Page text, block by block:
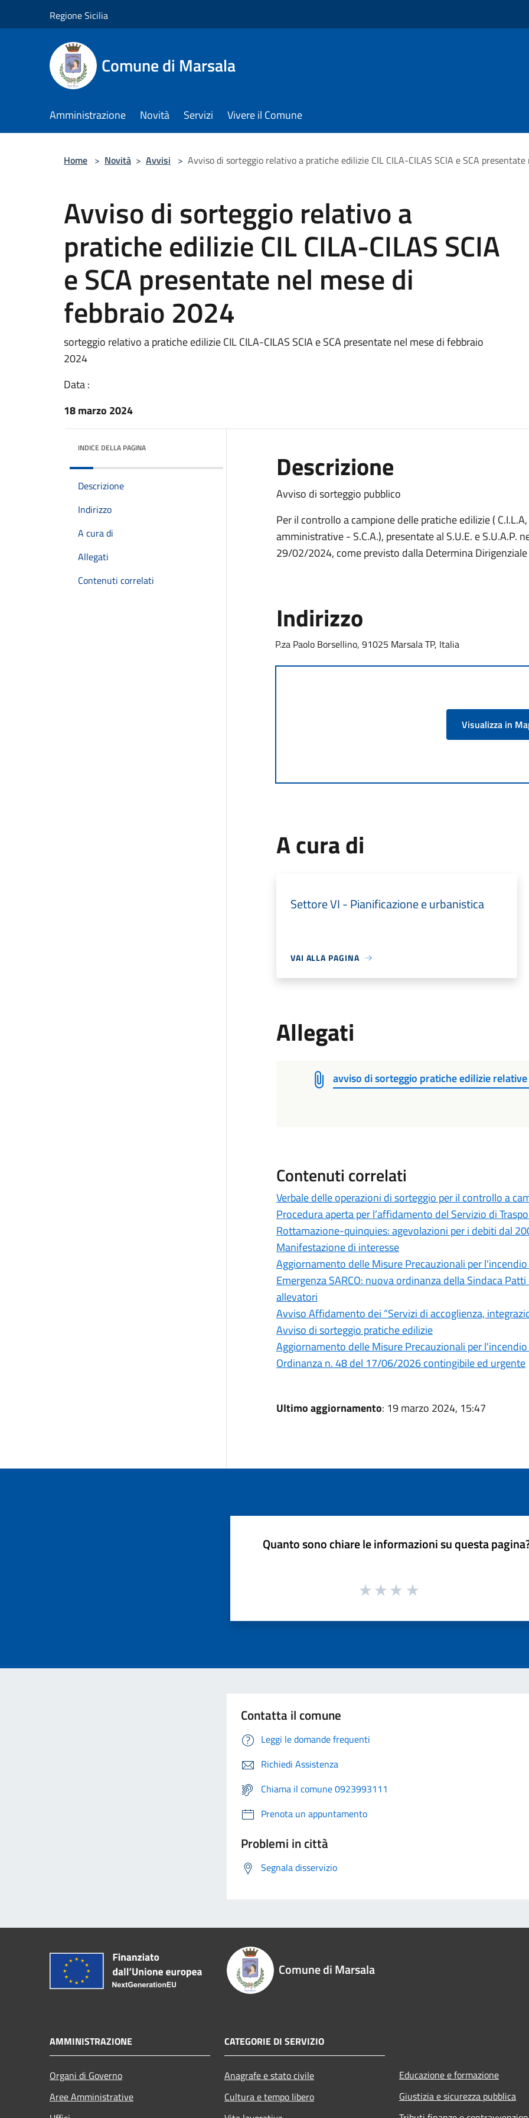
Regione Sicilia
Comune di Marsala
Amministrazione Novità Servizi Vivere il Comune
Home > Novità > Avvisi > Avviso di sorteggio relativo a pratiche edilizie CIL CILA-CILAS SCIA e SCA
Avviso di sorteggio relativo a
pratiche edilizie CIL CILA-CILAS SCIA
e SCA presentate nel mese di
febbraio 2024
sorteggio relativo a pratiche edilizie CIL CILA-CILAS SCIA e SCA presentate nel mese di febbraio
2024
Data :
18 marzo 2024
INDICE DELLA PAGINA
Descrizione
Indirizzo
A cura di
Allegati
Contenuti correlati
Descrizione
Avviso di sorteggio pubblico
Per il controllo a campione delle pratiche edilizie ( C.I.L.A,
amministrative - S.C.A.), presentate al S.U.E. e
29/02/2024, come previsto dalla Determina
Indirizzo
P.za Paolo Borsellino, 91025 Marsala TP, Italia
Visualizza in
A cura di
Settore VI - Pianificazione e urbanistica
VAI ALLA PAGINA
Allegati
avviso di sorteggio pratiche edilizie
Contenuti correlati
Verbale delle operazioni di sorteggio per il controllo a
Procedura aperta per l’affidamento del Servizio di
Rottamazione-quinquies: agevolazioni per i debiti dal
Manifestazione di interesse
Aggiornamento delle Misure Precauzionali per l'incendio
Emergenza SARCO: nuova ordinanza della Sindaca
allevatori
Avviso Affidamento dei “Servizi di accoglienza,
Avviso di sorteggio pratiche edilizie
Aggiornamento delle Misure Precauzionali per l'incendio
Ordinanza n. 48 del 17/06/2026 contingibile ed urgente
Ultimo aggiornamento: 19 marzo 2024, 15:47
Quanto sono chiare le informazioni su questa
Contatta il comune
Leggi le domande frequenti
Richiedi Assistenza
Chiama il comune 0923993111
Prenota un appuntamento
Problemi in città
Segnala disservizio
Comune di Marsala
AMMINISTRAZIONE
Organi di Governo
Aree Amministrative
CATEGORIE DI SERVIZIO
Anagrafe e stato civile
Cultura e tempo libero
Educazione e formazione
Giustizia e sicurezza pubblica